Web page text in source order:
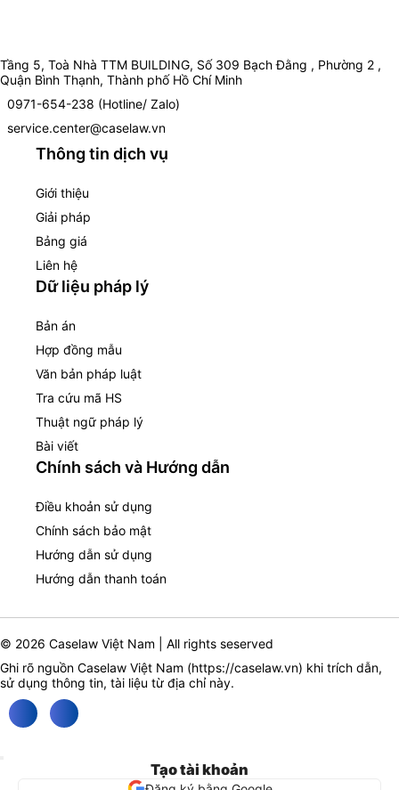
Tầng 5, Toà Nhà TTM BUILDING, Số 309 Bạch Đằng , Phường 2 ,
Quận Bình Thạnh, Thành phố Hồ Chí Minh
0971-654-238 (Hotline/ Zalo)
service.center@caselaw.vn
Thông tin dịch vụ
Giới thiệu
Giải pháp
Bảng giá
Liên hệ
Dữ liệu pháp lý
Bản án
Hợp đồng mẫu
Văn bản pháp luật
Tra cứu mã HS
Thuật ngữ pháp lý
Bài viết
Chính sách và Hướng dẫn
Điều khoản sử dụng
Chính sách bảo mật
Hướng dẫn sử dụng
Hướng dẫn thanh toán
© 2026 Caselaw Việt Nam | All rights seserved
Ghi rõ nguồn Caselaw Việt Nam (https://caselaw.vn) khi trích dẫn,
sử dụng thông tin, tài liệu từ địa chỉ này.
Tạo tài khoản